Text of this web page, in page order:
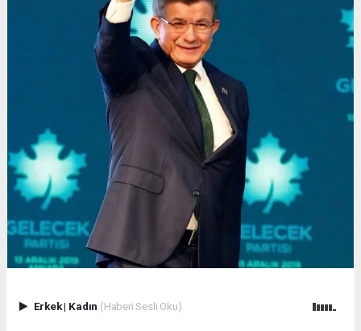
Erkek| Kadın (Haberi Sesli Oku)